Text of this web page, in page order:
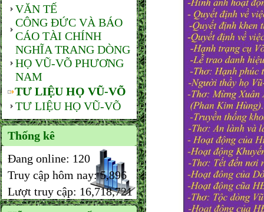
VĂN TẾ
CÔNG ĐỨC VÀ BÁO
CÁO TÀI CHÍNH
NGHĨA TRANG DÒNG
HỌ VŨ-VÕ PHƯƠNG
NAM
TƯ LIỆU HỌ VŨ-VÕ
TƯ LIỆU HỌ VŨ-VÕ
Thống kê
Đang online: 120
Truy cập hôm nay:5,896
Lượt truy cập: 16,718,721